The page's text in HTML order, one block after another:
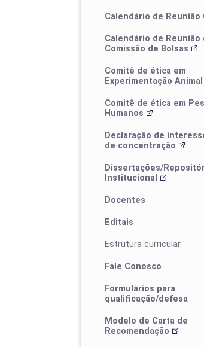
Calendário de defesas
Estrutura Curricular
Calendário de Reunião
Calendário de Reunião
Comissão de Bolsas
Comitê de ética em
Experimentação Animal
Comitê de ética em
Humanos
Declaração de
de concentração
Dissertações/
Institucional
Docentes
Editais
Estrutura curricular
Fale Conosco
Formulários para
qualificação/defesa
Modelo de Carta de
Recomendação